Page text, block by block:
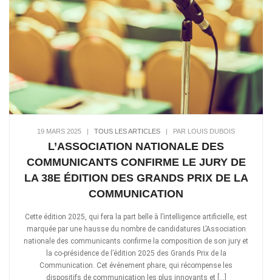
19 MARS 2025 | TOUS LES ARTICLES | PAR LOUIS DUBOIS
L’ASSOCIATION NATIONALE DES
COMMUNICANTS CONFIRME LE JURY DE
LA 38E ÉDITION DES GRANDS PRIX DE LA
COMMUNICATION
Cette édition 2025, qui fera la part belle à l’intelligence artificielle, est
marquée par une hausse du nombre de candidatures L’Association
nationale des communicants confirme la composition de son jury et
la co-présidence de l’édition 2025 des Grands Prix de la
Communication. Cet événement phare, qui récompense les
dispositifs de communication les plus innovants et […]